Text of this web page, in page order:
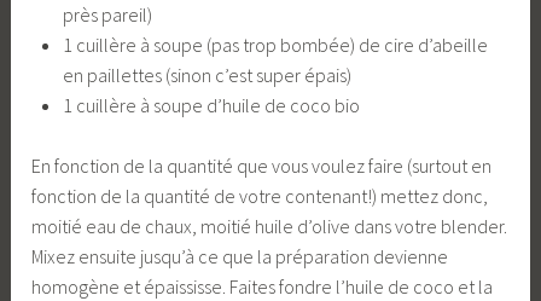
près pareil)
1 cuillère à soupe (pas trop bombée) de cire d’abeille
en paillettes (sinon c’est super épais)
1 cuillère à soupe d’huile de coco bio
En fonction de la quantité que vous voulez faire (surtout en
fonction de la quantité de votre contenant!) mettez donc,
moitié eau de chaux, moitié huile d’olive dans votre blender.
Mixez ensuite jusqu’à ce que la préparation devienne
homogène et épaississe. Faites fondre l’huile de coco et la